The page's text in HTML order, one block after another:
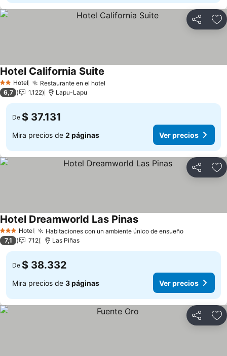
Compartir
2 Estrellas
Hotel Restaurante en el hotel
Hotel California Suite
6,7 1.122 Lapu-Lapu
De $ 37.131
Mira precios de 2 páginas Ver precios
Compartir
3 Estrellas
Hotel Habitaciones con un ambiente único de ensueño
Hotel Dreamworld Las Pinas
7,1 712 Las Piñas
De $ 38.332
Mira precios de 3 páginas Ver precios
Compartir